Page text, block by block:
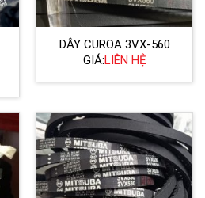
DÂY CUROA 3VX-560
GIÁ:LIÊN HỆ